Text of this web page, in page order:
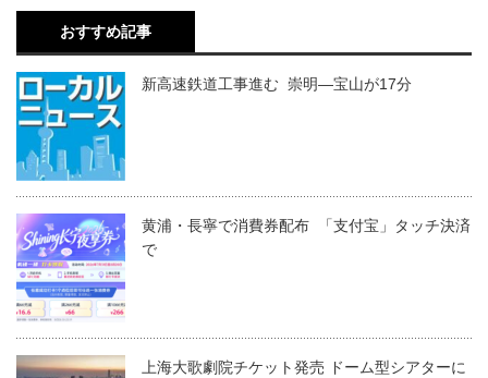
おすすめ記事
新高速鉄道工事進む 崇明―宝山が17分
黄浦・長寧で消費券配布 「支付宝」タッチ決済
で
上海大歌劇院チケット発売 ドーム型シアターに